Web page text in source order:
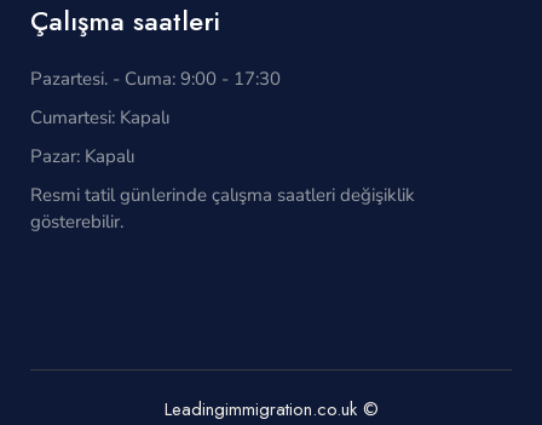
Çalışma saatleri
Pazartesi. - Cuma: 9:00 - 17:30
Cumartesi: Kapalı
Pazar: Kapalı
Resmi tatil günlerinde çalışma saatleri değişiklik
gösterebilir.
Leadingimmigration.co.uk ©